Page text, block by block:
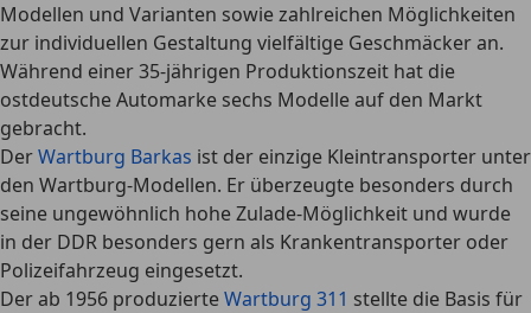
Modellen und Varianten sowie zahlreichen Möglichkeiten
zur individuellen Gestaltung vielfältige Geschmäcker an.
Während einer 35-jährigen Produktionszeit hat die
ostdeutsche Automarke sechs Modelle auf den Markt
gebracht.
DerWartburg Barkas ist der einzige Kleintransporter unter
den Wartburg-Modellen. Er überzeugte besonders durch
seine ungewöhnlich hohe Zulade-Möglichkeit und wurde
in der DDR besonders gern als Krankentransporter oder
Polizeifahrzeug eingesetzt.
Der ab 1956 produzierteWartburg 311 stellte die Basis für